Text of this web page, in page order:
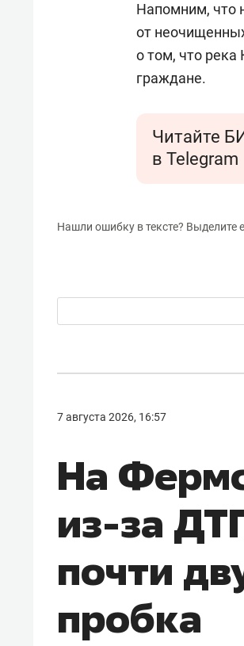
Напомним, что
от
о том, что
граждане.
Читайте
в Telegram
Нашли ошибку в тексте? Выделите
7 августа 2026, 16:57
На
из-за
почти
пробка